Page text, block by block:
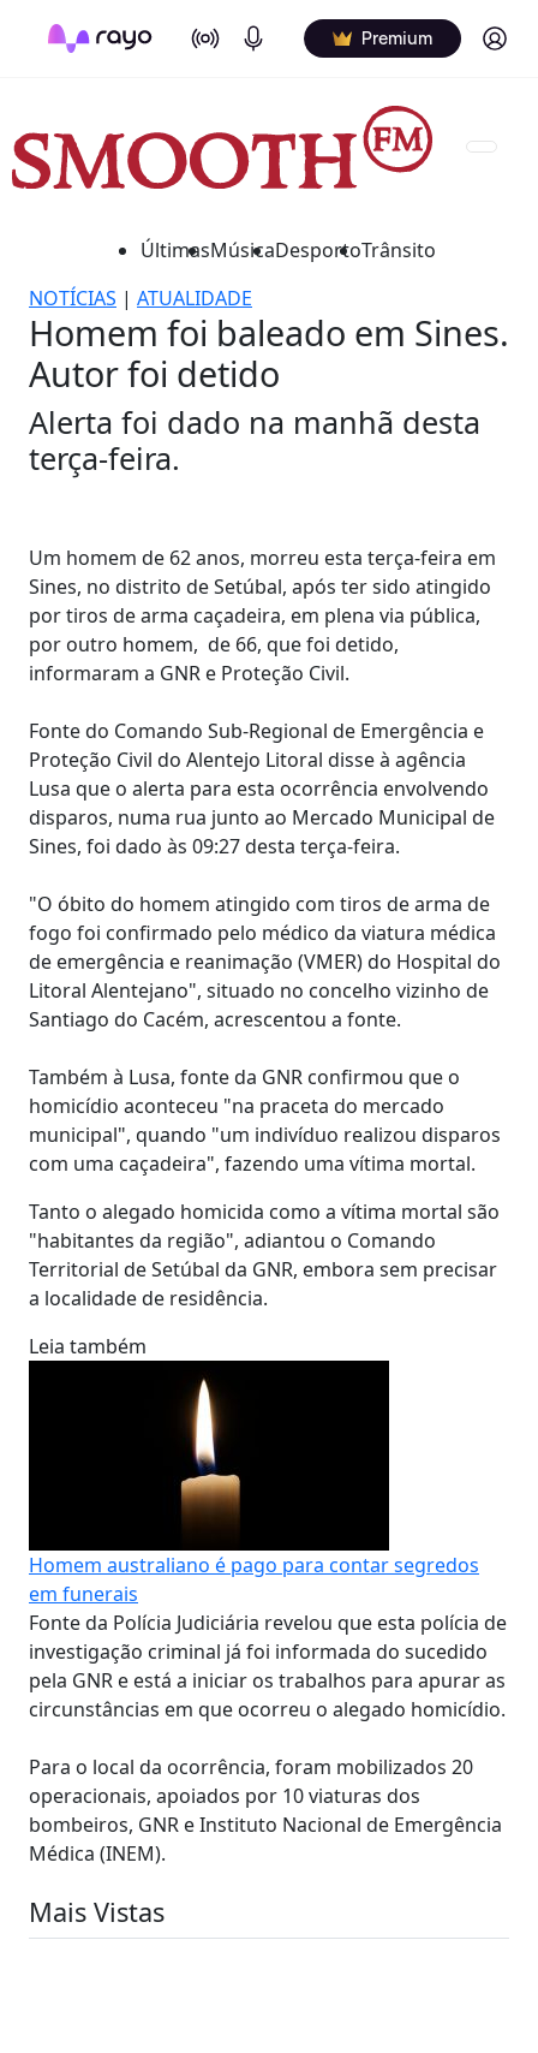
On Air Podcasts Premium Log in
ÚltimasMúsicaDesportoTrânsito
NOTÍCIAS | ATUALIDADE
Homem foi baleado em Sines.
Autor foi detido
Alerta foi dado na manhã desta
terça-feira.
Um homem de 62 anos, morreu esta terça-feira em
Sines, no distrito de Setúbal, após ter sido atingido
por tiros de arma caçadeira, em plena via pública,
por outro homem, de 66, que foi detido,
informaram a GNR e Proteção Civil.
Fonte do Comando Sub-Regional de Emergência e
Proteção Civil do Alentejo Litoral disse à agência
Lusa que o alerta para esta ocorrência envolvendo
disparos, numa rua junto ao Mercado Municipal de
Sines, foi dado às 09:27 desta terça-feira.
"O óbito do homem atingido com tiros de arma de
fogo foi confirmado pelo médico da viatura médica
de emergência e reanimação (VMER) do Hospital do
Litoral Alentejano", situado no concelho vizinho de
Santiago do Cacém, acrescentou a fonte.
Também à Lusa, fonte da GNR confirmou que o
homicídio aconteceu "na praceta do mercado
municipal", quando "um indivíduo realizou disparos
com uma caçadeira", fazendo uma vítima mortal.
Tanto o alegado homicida como a vítima mortal são
"habitantes da região", adiantou o Comando
Territorial de Setúbal da GNR, embora sem precisar
a localidade de residência.
Leia também
Homem australiano é pago para contar segredos
em funerais
Fonte da Polícia Judiciária revelou que esta polícia de
investigação criminal já foi informada do sucedido
pela GNR e está a iniciar os trabalhos para apurar as
circunstâncias em que ocorreu o alegado homicídio.
Para o local da ocorrência, foram mobilizados 20
operacionais, apoiados por 10 viaturas dos
bombeiros, GNR e Instituto Nacional de Emergência
Médica (INEM).
Mais Vistas